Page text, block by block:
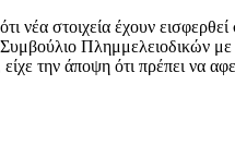
στοιχεία έχουν εισφερθεί
Πλημμελειοδικών
την άποψη ότι πρέπει να